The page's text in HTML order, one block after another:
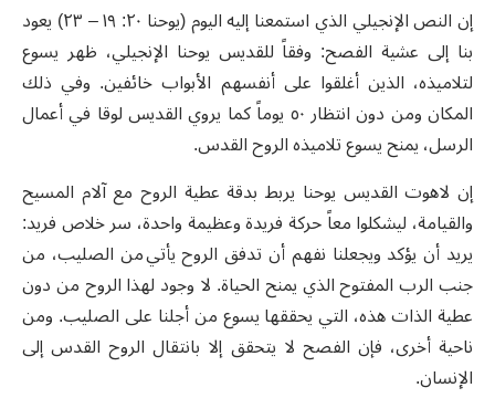
إن النص الإنجيلي الذي استمعنا إليه اليوم (يوحنا ٢٠: ١٩ – ٢٣) يعود
بنا إلى عشية الفصح: وفقاً للقديس يوحنا الإنجيلي، ظهر يسوع
لتلاميذه، الذين أغلقوا على أنفسهم الأبواب خائفين. وفي ذلك
المكان ومن دون انتظار ٥٠ يوماً كما يروي القديس لوقا في أعمال
الرسل، يمنح يسوع تلاميذه الروح القدس.
إن لاهوت القديس يوحنا يربط بدقة عطية الروح مع آلام المسيح
والقيامة، ليشكلوا معاً حركة فريدة وعظيمة واحدة، سر خلاص فريد:
يريد أن يؤكد ويجعلنا نفهم أن تدفق الروح يأتي من الصليب، من
جنب الرب المفتوح الذي يمنح الحياة. لا وجود لهذا الروح من دون
عطية الذات هذه، التي يحققها يسوع من أجلنا على الصليب. ومن
ناحية أخرى، فإن الفصح لا يتحقق إلا بانتقال الروح القدس إلى
الإنسان.